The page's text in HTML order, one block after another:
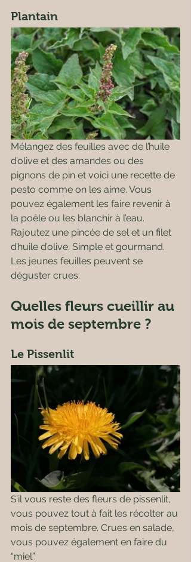
Plantain
Mélangez des feuilles avec de l’huile
d’olive et des amandes ou des
pignons de pin et voici une recette de
pesto comme on les aime. Vous
pouvez également les faire revenir à
la poêle ou les blanchir à l’eau.
Rajoutez une pincée de sel et un filet
d’huile d’olive. Simple et gourmand.
Les jeunes feuilles peuvent se
déguster crues.
Quelles fleurs cueillir au
mois de septembre ?
Le Pissenlit
S’il vous reste des fleurs de pissenlit,
vous pouvez tout à fait les récolter au
mois de septembre. Crues en salade,
vous pouvez également en faire du
“miel”.